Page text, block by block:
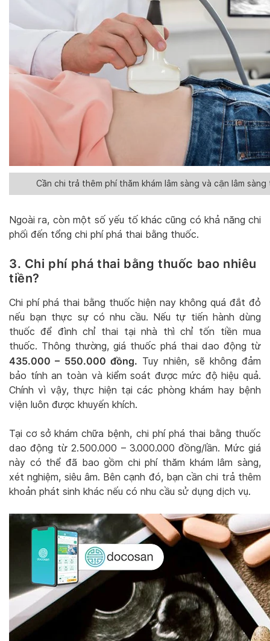
Cần chi trả thêm phí thăm khám lâm sàng và cận lâm
Ngoài ra, còn một số yếu tố khác cũng có khả năng chi
phối đến tổng chi phí phá thai bằng thuốc.
3. Chi phí phá thai bằng thuốc bao nhiêu
tiền?
Chi phí phá thai bằng thuốc hiện nay không quá đắt đỏ
nếu bạn thực sự có nhu cầu. Nếu tự tiến hành dùng
thuốc để đình chỉ thai tại nhà thì chỉ tốn tiền mua
thuốc. Thông thường, giá thuốc phá thai dao động từ
435.000 – 550.000 đồng. Tuy nhiên, sẽ không đảm
bảo tính an toàn và kiểm soát được mức độ hiệu quả.
Chính vì vậy, thực hiện tại các phòng khám hay bệnh
viện luôn được khuyến khích.
Tại cơ sở khám chữa bệnh, chi phí phá thai bằng thuốc
dao động từ 2.500.000 – 3.000.000 đồng/lần. Mức giá
này có thể đã bao gồm chi phí thăm khám lâm sàng,
xét nghiệm, siêu âm. Bên cạnh đó, bạn cần chi trả thêm
khoản phát sinh khác nếu có nhu cầu sử dụng dịch vụ.